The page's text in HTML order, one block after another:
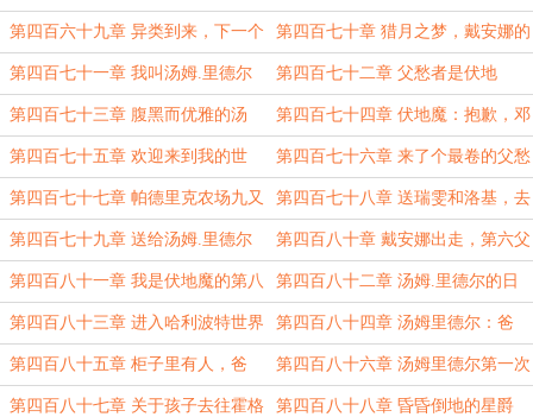
的震惊 ！ 亲的忽悠大法！
第四百六十九章 异类到来，下一个
婴儿从天而降？
第四百七十章 猎月之梦，戴安娜的
恐惧
第四百七十一章 我叫汤姆.里德尔 第四百七十二章 父愁者是伏地
魔？！
第四百七十三章 腹黑而优雅的汤
姆.里德尔
第四百七十四章 伏地魔：抱歉，邓
布利多，这次不选你
第四百七十五章 欢迎来到我的世
界，汤姆.里德尔
第四百七十六章 来了个最卷的父愁
者
第四百七十七章 帕德里克农场九又
四分之三
第四百七十八章 送瑞雯和洛基，去
霍格沃茨？
第四百七十九章 送给汤姆.里德尔
的大蛇
第四百八十章 戴安娜出走，第六父
愁者降临
第四百八十一章 我是伏地魔的第八
个魂器？
第四百八十二章 汤姆.里德尔的日
记
第四百八十三章 进入哈利波特世界 第四百八十四章 汤姆里德尔：爸
爸，黑魔王是谁？
第四百八十五章 柜子里有人，爸
爸！
第四百八十六章 汤姆里德尔第一次
与救世主交锋
第四百八十七章 关于孩子去往霍格 第四百八十八章 昏昏倒地的星爵